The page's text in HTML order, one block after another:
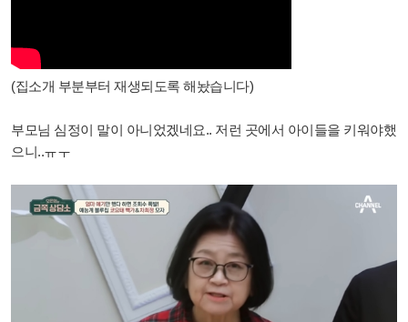
(집소개 부분부터 재생되도록 해놨습니다)
부모님 심정이 말이 아니었겠네요.. 저런 곳에서 아이들을 키워야했
으니..ㅠㅜ